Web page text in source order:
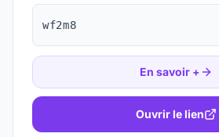
wf2m8
En savoir +
Ouvrir le lien